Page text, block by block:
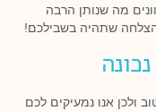
מה שנותן הרבה
שתהיה בשבילכם!
ולכן אנו נמעיקים לכם